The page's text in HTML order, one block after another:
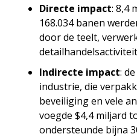
Directe impact: 8,4
168.034 banen
door de teelt,
Indirecte impact:
industrie, die
beveiliging en vele
voegde $4,4 miljard
ondersteunde bijna